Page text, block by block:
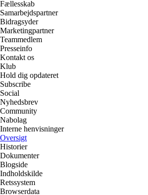
Fællesskab
Samarbejdspartner
Bidragsyder
Marketingpartner
Teammedlem
Presseinfo
Kontakt os
Klub
Hold dig opdateret
Subscribe
Social
Nyhedsbrev
Community
Nabolag
Interne henvisninger
Oversigt
Historier
Dokumenter
Blogside
Indholdskilde
Retssystem
Browserdata